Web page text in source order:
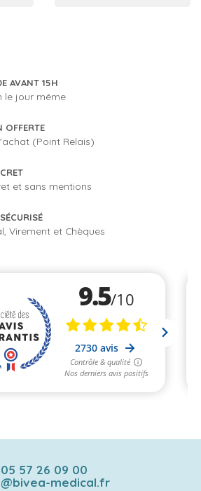
AVANT 15H
le jour même
OFFERTE
(Point Relais)
et sans mentions
Virement et Chèques
05 57 26 09 00
medical.fr